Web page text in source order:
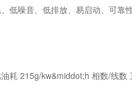
低噪音、低排放、易启动、可靠
耗 215g/kw&middot;h 相数/线数